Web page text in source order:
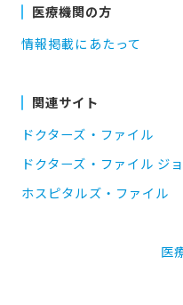
医療機関の方
情報掲載にあたって
関連サイト
ドクターズ・ファイル
ドクターズ・ファイル ジ
ホスピタルズ・ファイル
医